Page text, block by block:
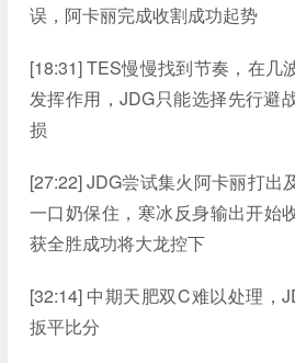
误，阿卡丽完成收割成功起势
[18:31] TES慢慢找到节奏，在几
发挥作用，JDG只能选择先行避
损
[27:22] JDG尝试集火阿卡丽打出
一口奶保住，寒冰反身输出开始
获全胜成功将大龙控下
[32:14] 中期天肥双C难以处理，
扳平比分